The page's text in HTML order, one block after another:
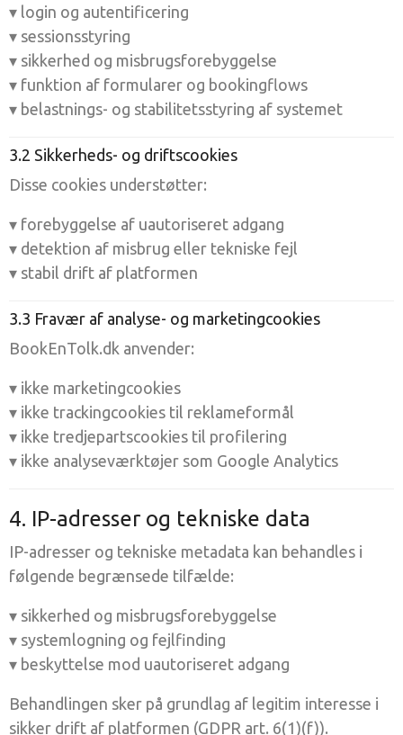
▾ login og autentificering
▾ sessionsstyring
▾ sikkerhed og misbrugsforebyggelse
▾ funktion af formularer og bookingflows
▾ belastnings- og stabilitetsstyring af systemet
3.2 Sikkerheds- og driftscookies
Disse cookies understøtter:
▾ forebyggelse af uautoriseret adgang
▾ detektion af misbrug eller tekniske fejl
▾ stabil drift af platformen
3.3 Fravær af analyse- og marketingcookies
BookEnTolk.dk anvender:
▾ ikke marketingcookies
▾ ikke trackingcookies til reklameformål
▾ ikke tredjepartscookies til profilering
▾ ikke analyseværktøjer som Google Analytics
4. IP-adresser og tekniske data
IP-adresser og tekniske metadata kan behandles i
følgende begrænsede tilfælde:
▾ sikkerhed og misbrugsforebyggelse
▾ systemlogning og fejlfinding
▾ beskyttelse mod uautoriseret adgang
Behandlingen sker på grundlag af legitim interesse i
sikker drift af platformen (GDPR art. 6(1)(f)).